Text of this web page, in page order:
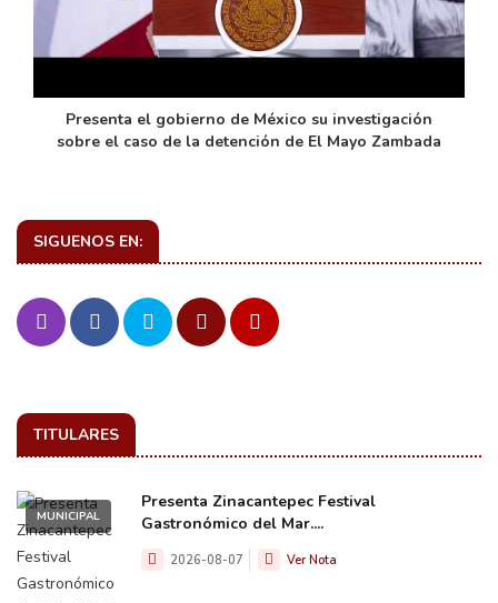
Presenta el gobierno de México su investigación
sobre el caso de la detención de El Mayo Zambada
SIGUENOS EN:
TITULARES
MUNICIPAL
Presenta Zinacantepec Festival
Gastronómico del Mar....
2026-08-07 Ver Nota